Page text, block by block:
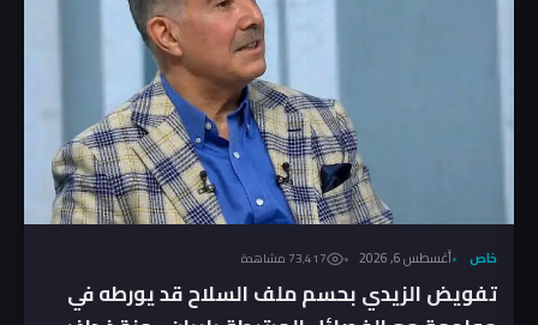
خاص أغسطس 6, 2026 73٬417 مشاهدة
تفويض الزيدي بحسم ملف السلاح قد يورطه في